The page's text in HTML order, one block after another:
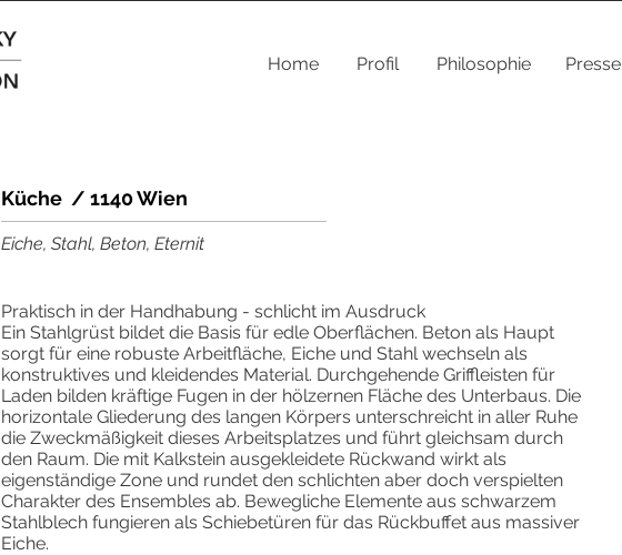
Home Profil Philosophie Presse
Küche / 1140 Wien
Eiche, Stahl, Beton, Eternit
Praktisch in der Handhabung - schlicht im Ausdruck
Ein Stahlgrüst bildet die Basis für edle Oberflächen. Beton als Haupt
sorgt für eine robuste Arbeitfläche, Eiche und Stahl wechseln als
konstruktives und kleidendes Material. Durchgehende Griffleisten für
Laden bilden kräftige Fugen in der hölzernen Fläche des Unterbaus. Die
horizontale Gliederung des langen Körpers unterschreicht in aller Ruhe
die Zweckmäßigkeit dieses Arbeitsplatzes und führt gleichsam durch
den Raum. Die mit Kalkstein ausgekleidete Rückwand wirkt als
eigenständige Zone und rundet den schlichten aber doch verspielten
Charakter des Ensembles ab. Bewegliche Elemente aus schwarzem
Stahlblech fungieren als Schiebetüren für das Rückbuffet aus massiver
Eiche.